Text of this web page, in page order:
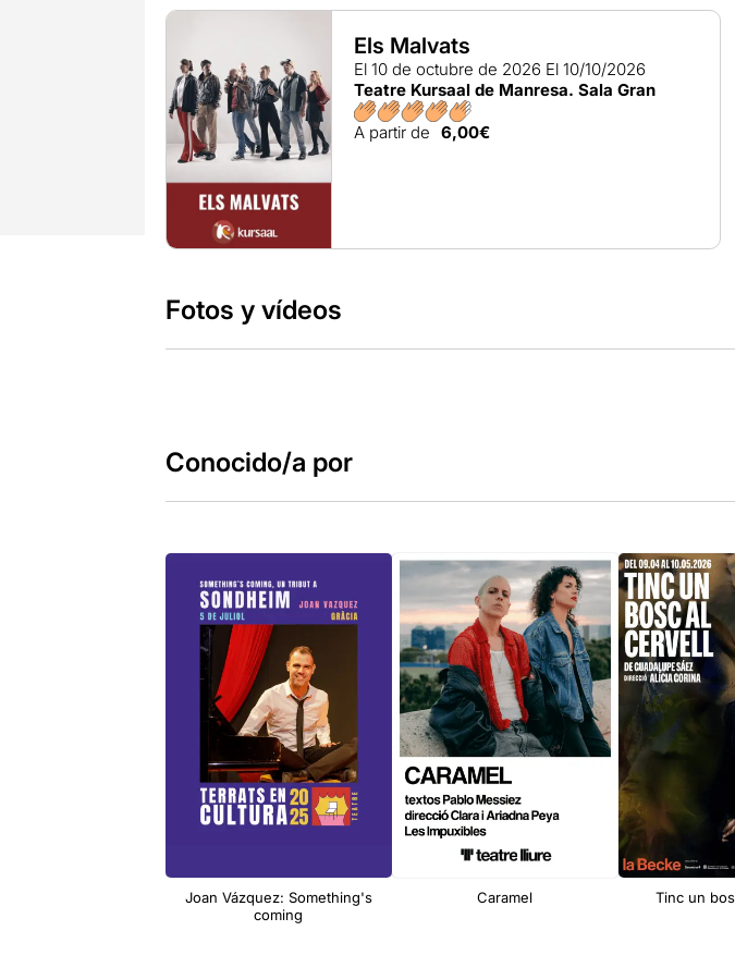
Els Malvats
El 10 de octubre de 2026 El 10/10/2026
Teatre Kursaal de Manresa. Sala Gran
A partir de 6,00€
Fotos y vídeos
Conocido/a por
Joan Vázquez: Something's
coming
Caramel Tinc un